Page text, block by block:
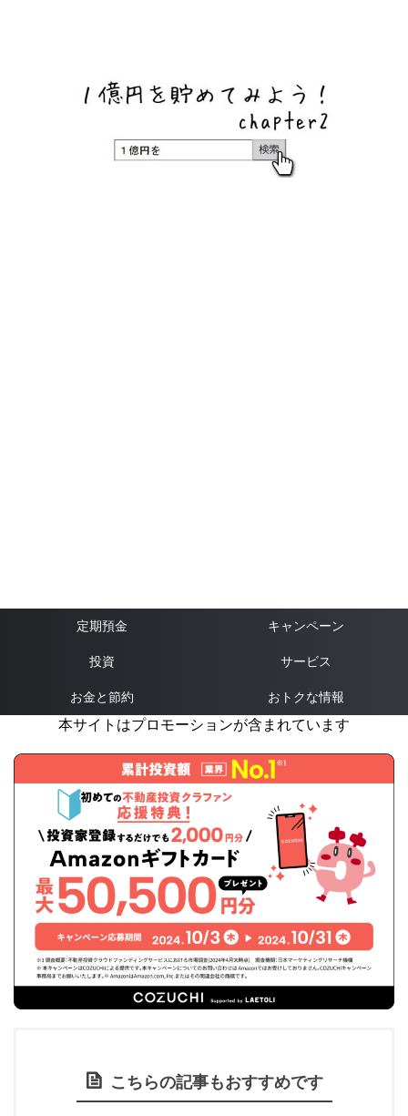
定期預金 キャンペーン
投資 サービス
お金と節約 おトクな情報
本サイトはプロモーションが含まれています
こちらの記事もおすすめです